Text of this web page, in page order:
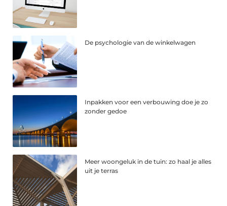
De psychologie van de winkelwagen
Inpakken voor een verbouwing doe je zo
zonder gedoe
Meer woongeluk in de tuin: zo haal je alles
uit je terras